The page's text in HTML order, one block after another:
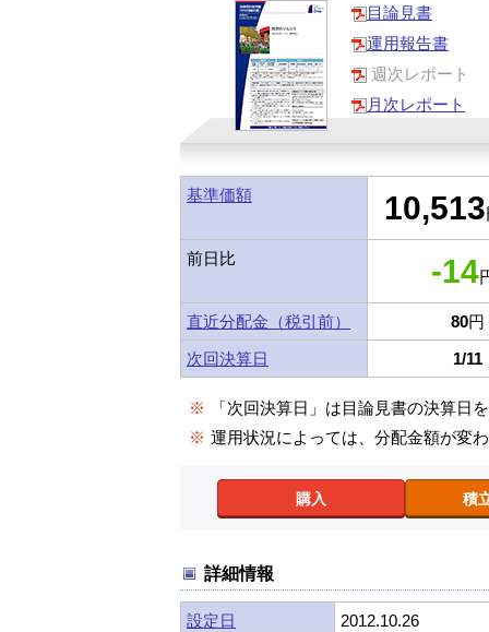
目論見書
運用報告書
週次レポート
月次レポート
基準価額 10,513
前日比 -14
直近分配金（税引前） 80円
次回決算日
1/11
※
「次回決算日」は目論見書の決算日
※ 運用状況によっては、分配金額が変
購入 積
詳細情報
設定日
2012.10.26